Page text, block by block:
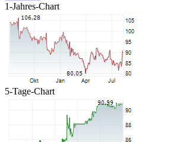
1-Jahres-Chart
5-Tage-Chart